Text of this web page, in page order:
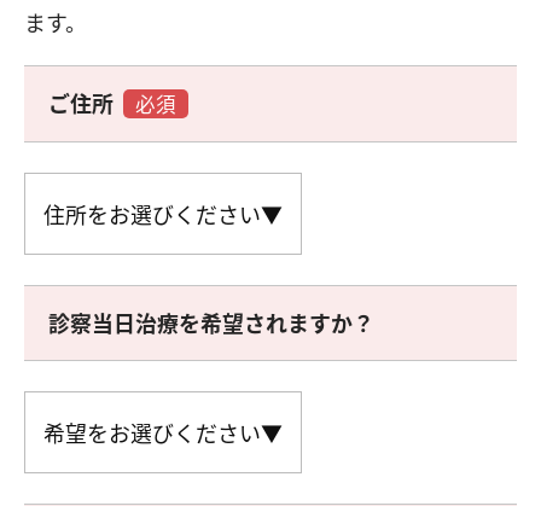
ます。
ご住所 必須
診察当日治療を希望されますか？